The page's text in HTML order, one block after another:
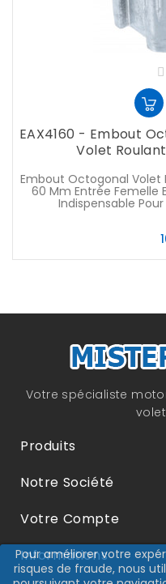
Pour améliorer votre
risques de fraude, nous
EAX4160 - Embout
Volet
Embout Octogonal Volet
60 Mm Entrée Femelle
Indispensable
Votre spécialiste
Produits
Notre Société
Votre Compte
Informations